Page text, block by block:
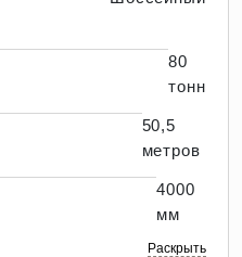
80
тонн
50,5
метров
4000
мм
Раскрыть